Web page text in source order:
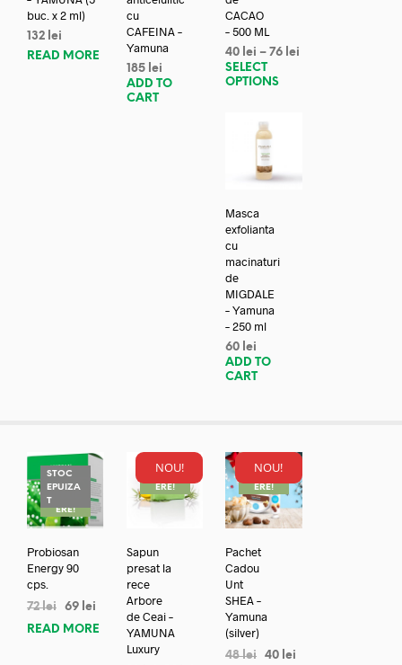
buc. x 2 ml)
132 lei
READ MORE
cu
CAFEINA –
Yamuna
185 lei
ADD TO
CART
CACAO
– 500 ML
40 lei –76 lei
SELECT
OPTIONS
Masca
exfolianta
cu
macinaturi
de
MIGDALE
– Yamuna
– 250 ml
60 lei
ADD TO
CART
STOC
EPUIZA
TREDUC
ERE!
Probiosan
Energy 90
cps.
72lei 69 lei
READ MORE
NOU!
REDUC
ERE!
Sapun
presat la
rece
Arbore
de Ceai –
YAMUNA
Luxury
NOU!
REDUC
ERE!
Pachet
Cadou
Unt
SHEA –
Yamuna
(silver)
48lei 40 lei